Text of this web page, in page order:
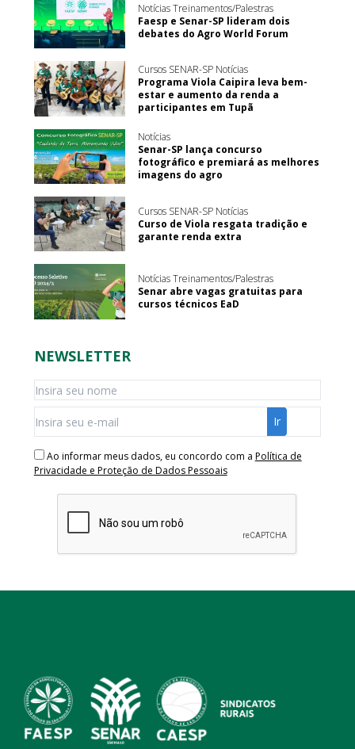
Notícias Treinamentos/Palestras
Faesp e Senar-SP lideram dois
debates do Agro World Forum
Cursos SENAR-SP Notícias
Programa Viola Caipira leva bem-
estar e aumento da renda a
participantes em Tupã
Notícias
Senar-SP lança concurso
fotográfico e premiará as melhores
imagens do agro
Cursos SENAR-SP Notícias
Curso de Viola resgata tradição e
garante renda extra
Notícias Treinamentos/Palestras
Senar abre vagas gratuitas para
cursos técnicos EaD
NEWSLETTER
Ao informar meus dados, eu concordo com a Política de
Privacidade e Proteção de Dados Pessoais